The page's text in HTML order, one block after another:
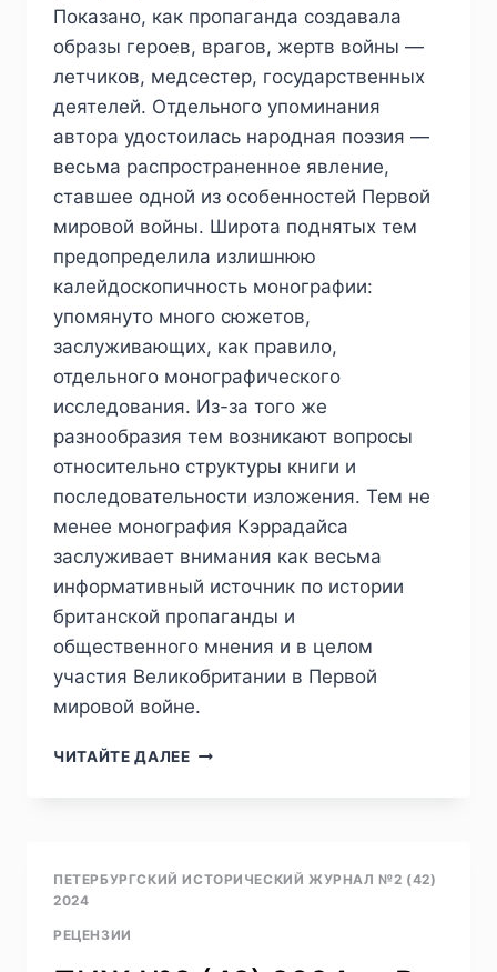
Показано, как пропаганда создавала
образы героев, врагов, жертв войны —
летчиков, медсестер, государственных
деятелей. Отдельного упоминания
автора удостоилась народная поэзия —
весьма распространенное явление,
ставшее одной из особенностей Первой
мировой войны. Широта поднятых тем
предопределила излишнюю
калейдоскопичность монографии:
упомянуто много сюжетов,
заслуживающих, как правило,
отдельного монографического
исследования. Из-за того же
разнообразия тем возникают вопросы
относительно структуры книги и
последовательности изложения. Тем не
менее монография Кэррадайса
заслуживает внимания как весьма
информативный источник по истории
британской пропаганды и
общественного мнения и в целом
участия Великобритании в Первой
мировой войне.
ЧИТАЙТЕ ДАЛЕЕПИЖ
ПЕТЕРБУРГСКИЙ ИСТОРИЧЕСКИЙ ЖУРНАЛ №2 (42)
2024
РЕЦЕНЗИИ